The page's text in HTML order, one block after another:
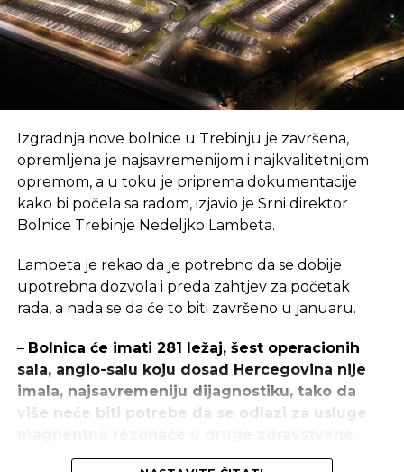
SLEDEĆI
Projektanti za objekte u Srebrenici biće
poznati u četvrtak
Gradi se MHE ‘Tribija’ kod Vareša
Izgradnja nove bolnice u Trebinju je završena,
opremljena je najsavremenijom i najkvalitetnijom
opremom, a u toku je priprema dokumentacije
kako bi počela sa radom, izjavio je Srni direktor
Bolnice Trebinje Nedeljko Lambeta.
Lambeta je rekao da je potrebno da se dobije
upotrebna dozvola i preda zahtjev za početak
rada, a nada se da će to biti završeno u januaru.
– Bolnica će imati 281 ležaj, šest operacionih
sala, angio-salu koju dosad Hercegovina nije
imala, najsavremeniju dijagnostiku, tako da
više neće biti potrebe da se odlazi za usluge
– naglasio je Lambeta.